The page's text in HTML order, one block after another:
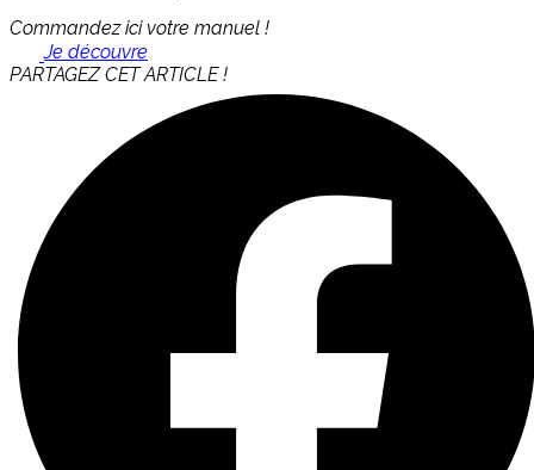
Commandez ici votre manuel !
Je découvre
PARTAGEZ CET ARTICLE !